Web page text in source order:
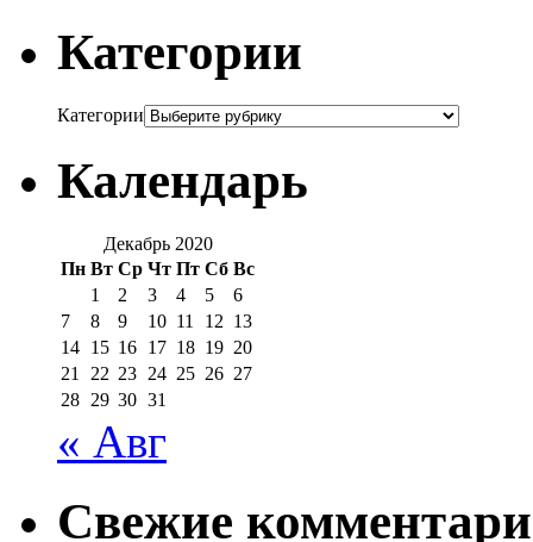
Категории
Категории
Календарь
Декабрь 2020
Пн Вт Ср Чт Пт Сб Вс
1
2 3 4 5
6
7
8 9 10 11 12 13
14 15 16 17 18 19 20
21
22 23 24 25 26 27
28 29 30 31
« Авг
Свежие